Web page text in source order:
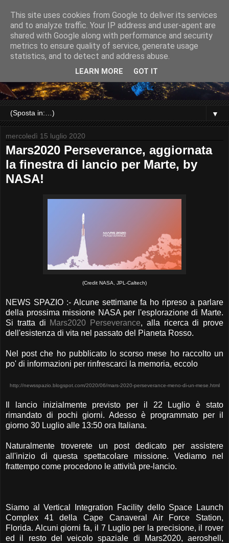
▼
mercoledì 15 luglio 2020
Mars2020 Perseverance, aggiornata
la finestra di lancio per Marte, by
NASA!
(Credit NASA, JPL-Caltech)
NEWS SPAZIO :- Alcune settimane fa ho ripreso a parlare
della prossima missione NASA per l'esplorazione di Marte.
Si tratta di Mars2020 Perseverance, alla ricerca di prove
dell'esistenza di vita nel passato del Pianeta Rosso.
Nel post che ho pubblicato lo scorso mese ho raccolto un
po' di informazioni per rinfrescarci la memoria, eccolo
http://newsspazio.blogspot.com/2020/06/mars-2020-perseverance-meno-di-un-mese.html
Il lancio inizialmente previsto per il 22 Luglio è stato
rimandato di pochi giorni. Adesso è programmato per il
giorno 30 Luglio alle 13:50 ora Italiana.
Naturalmente troverete un post dedicato per assistere
all'inizio di questa spettacolare missione. Vediamo nel
frattempo come procedono le attività pre-lancio.
Siamo al Vertical Integration Facility dello Space Launch
Complex 41 della Cape Canaveral Air Force Station,
Florida. Alcuni giorni fa, il 7 Luglio per la precisione, il rover
ed il resto del veicolo spaziale di Mars2020, aeroshell,
This site uses cookies from Google to deliver its services
and to analyze traffic. Your IP address and user-agent are
shared with Google along with performance and security
metrics to ensure quality of service, generate usage
statistics, and to detect and address abuse.
LEARN MORE GOT IT